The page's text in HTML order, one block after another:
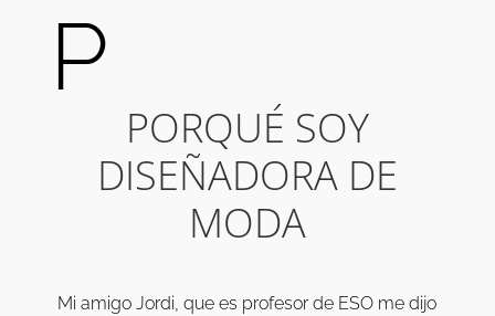
P
PORQUÉ SOY
DISEÑADORA DE
MODA
Mi amigo Jordi, que es profesor de ESO me dijo